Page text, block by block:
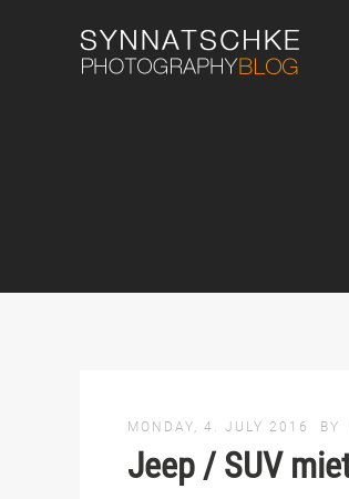
MONDAY, 4. JULY 2016 BY
Jeep / SUV